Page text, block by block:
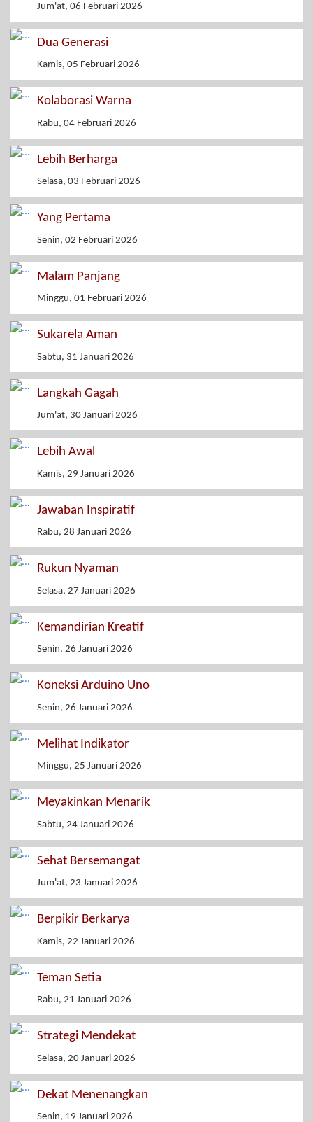
Jum'at, 06 Februari 2026
Dua Generasi
Kamis, 05 Februari 2026
Kolaborasi Warna
Rabu, 04 Februari 2026
Lebih Berharga
Selasa, 03 Februari 2026
Yang Pertama
Senin, 02 Februari 2026
Malam Panjang
Minggu, 01 Februari 2026
Sukarela Aman
Sabtu, 31 Januari 2026
Langkah Gagah
Jum'at, 30 Januari 2026
Lebih Awal
Kamis, 29 Januari 2026
Jawaban Inspiratif
Rabu, 28 Januari 2026
Rukun Nyaman
Selasa, 27 Januari 2026
Kemandirian Kreatif
Senin, 26 Januari 2026
Koneksi Arduino Uno
Senin, 26 Januari 2026
Melihat Indikator
Minggu, 25 Januari 2026
Meyakinkan Menarik
Sabtu, 24 Januari 2026
Sehat Bersemangat
Jum'at, 23 Januari 2026
Berpikir Berkarya
Kamis, 22 Januari 2026
Teman Setia
Rabu, 21 Januari 2026
Strategi Mendekat
Selasa, 20 Januari 2026
Dekat Menenangkan
Senin, 19 Januari 2026